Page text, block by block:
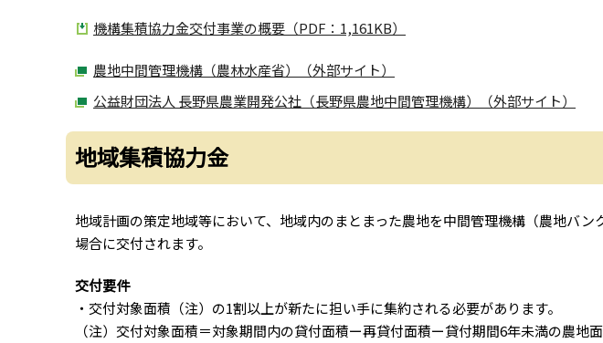
機構集積協力金交付事業の概要（PDF：1,161KB）
農地中間管理機構（農林水産省）（外部サイト）
公益財団法人 長野県農業開発公社（長野県農地中間管理機構）（外部サイト）
地域集積協力金
地域計画の策定地域等において、地域内のまとまった農地を中間管理機構（農地バ
場合に交付されます。
交付要件
・交付対象面積（注）の1割以上が新たに担い手に集約される必要があります。
（注）交付対象面積＝対象期間内の貸付面積ー再貸付面積ー貸付期間6年未満の農地